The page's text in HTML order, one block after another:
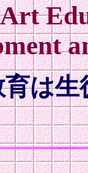
は